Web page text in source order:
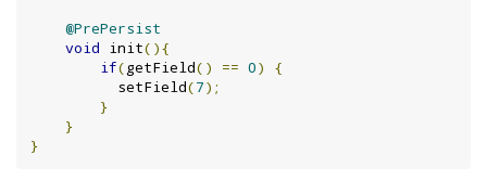
@PrePersist
void init(){
if(getField() == 0)
{
          setField
(7);
}
}
}